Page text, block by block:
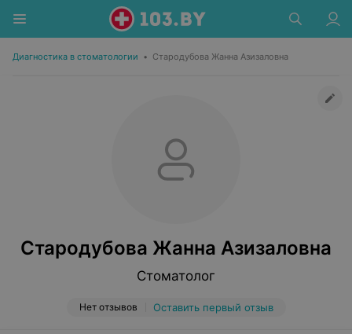
Диагностика в стоматологии • Стародубова Жанна Азизаловна
Стародубова Жанна Азизаловна
Стоматолог
Нет отзывов Оставить первый отзыв